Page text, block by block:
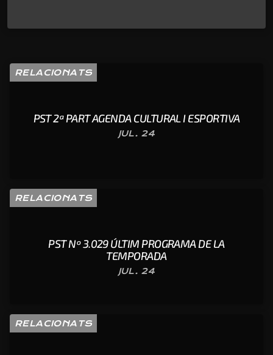
RELACIONATS
PST 2ª PART AGENDA CULTURAL I ESPORTIVA
JUL. 24
RELACIONATS
PST Nº 3.029 ÚLTIM PROGRAMA DE LA
TEMPORADA
JUL. 24
RELACIONATS